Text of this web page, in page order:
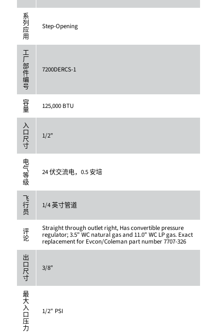
系
列
应
用
Step-Opening
工
厂
部
件
编
号
7200DERCS-1
容
量 125,000 BTU
入
口
尺
寸
1/2"
电
气
等
级
24 伏交流电，0.5 安培
飞
行
员
1/4 英寸管道
评
论
Straight through outlet right, Has convertible pressure
regulator; 3.5" WC natural gas and 11.0" WC LP gas. Exact
replacement for Evcon/Coleman part number 7707-326
出
口
尺
寸
3/8"
最
大
入
口
压
力
1/2" PSI